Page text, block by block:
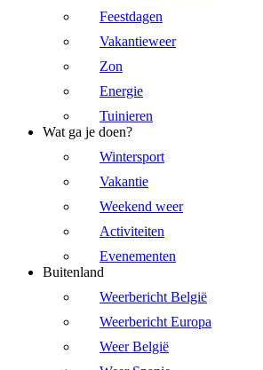
Feestdagen
Vakantieweer
Zon
Energie
Tuinieren
Wat ga je doen?
Wintersport
Vakantie
Weekend weer
Activiteiten
Evenementen
Buitenland
Weerbericht België
Weerbericht Europa
Weer België